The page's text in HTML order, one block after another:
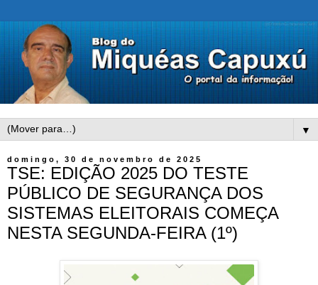
▼
domingo, 30 de novembro de 2025
TSE: EDIÇÃO 2025 DO TESTE
PÚBLICO DE SEGURANÇA DOS
SISTEMAS ELEITORAIS COMEÇA
NESTA SEGUNDA-FEIRA (1º)